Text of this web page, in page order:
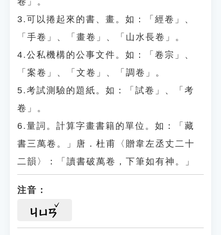
3.可以捲起來的書、畫。如：「經卷」、
「手卷」、「畫卷」、「山水長卷」。
4.公私機構的公事文件。如：「卷宗」、
「案卷」、「文卷」、「調卷」。
5.考試測驗的題紙。如：「試卷」、「考
卷」。
6.量詞。計算字畫書籍的單位。如：「藏
書三萬卷。」唐．杜甫〈贈韋左丞丈二十
二韻〉：「讀書破萬卷，下筆如有神。」
注音：
ㄐㄩㄢ